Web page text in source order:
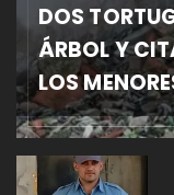
DOS
ÁRBOL Y
LOS